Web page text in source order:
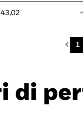
43,02
1
di